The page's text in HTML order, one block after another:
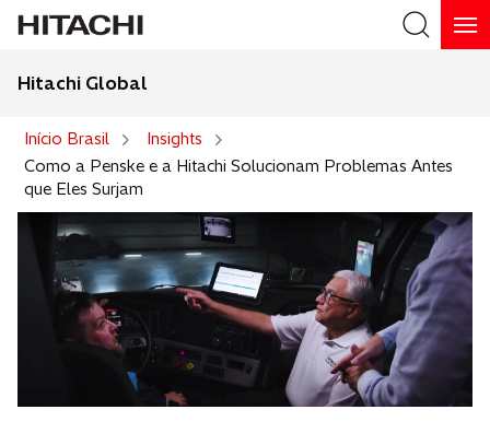
Hitachi Global
Início Brasil
Insights
Como a Penske e a Hitachi Solucionam Problemas Antes
que Eles Surjam